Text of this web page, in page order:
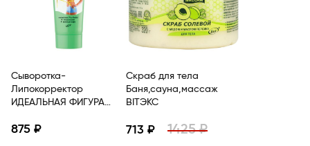
Сыворотка-
Липокорректор
ИДЕАЛЬНАЯ ФИГУРА
875 ₽
Скраб для тела
Баня,сауна,массаж
BITЭКС
713 ₽ 1425 ₽